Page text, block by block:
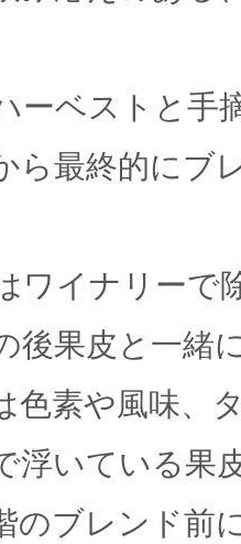
ーベストと手
ら最終的にブ
ワイナリーで
後果皮と一緒
色素や風味、
浮いている果
のブレンド前